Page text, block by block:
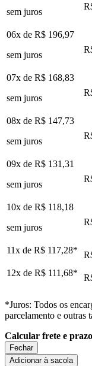
sem juros
06x de R$ 196,97
sem juros
07x de R$ 168,83
sem juros
08x de R$ 147,73
sem juros
09x de R$ 131,31
sem juros
10x de R$ 118,18
sem juros
11x de R$ 117,28*
12x de R$ 111,68*
*Juros: Todos os
parcelamento e outras
Calcular frete e prazo
Fechar
Adicionar à sacola